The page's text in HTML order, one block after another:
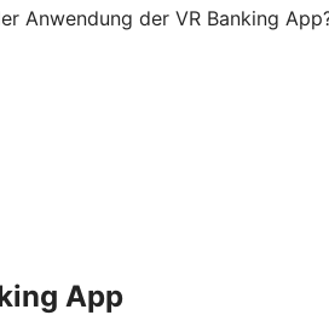
Anwendung der VR Banking
App